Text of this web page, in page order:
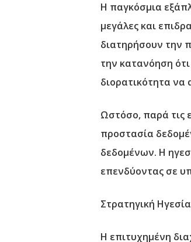
Η παγκόσμια
μεγάλες και
διατηρήσουν την
την κατανόηση
διορατικότητα να
Ωστόσο, παρά τις
προστασία
δεδομένων. Η
επενδύοντας σε
Στρατηγική
Η επιτυχημένη